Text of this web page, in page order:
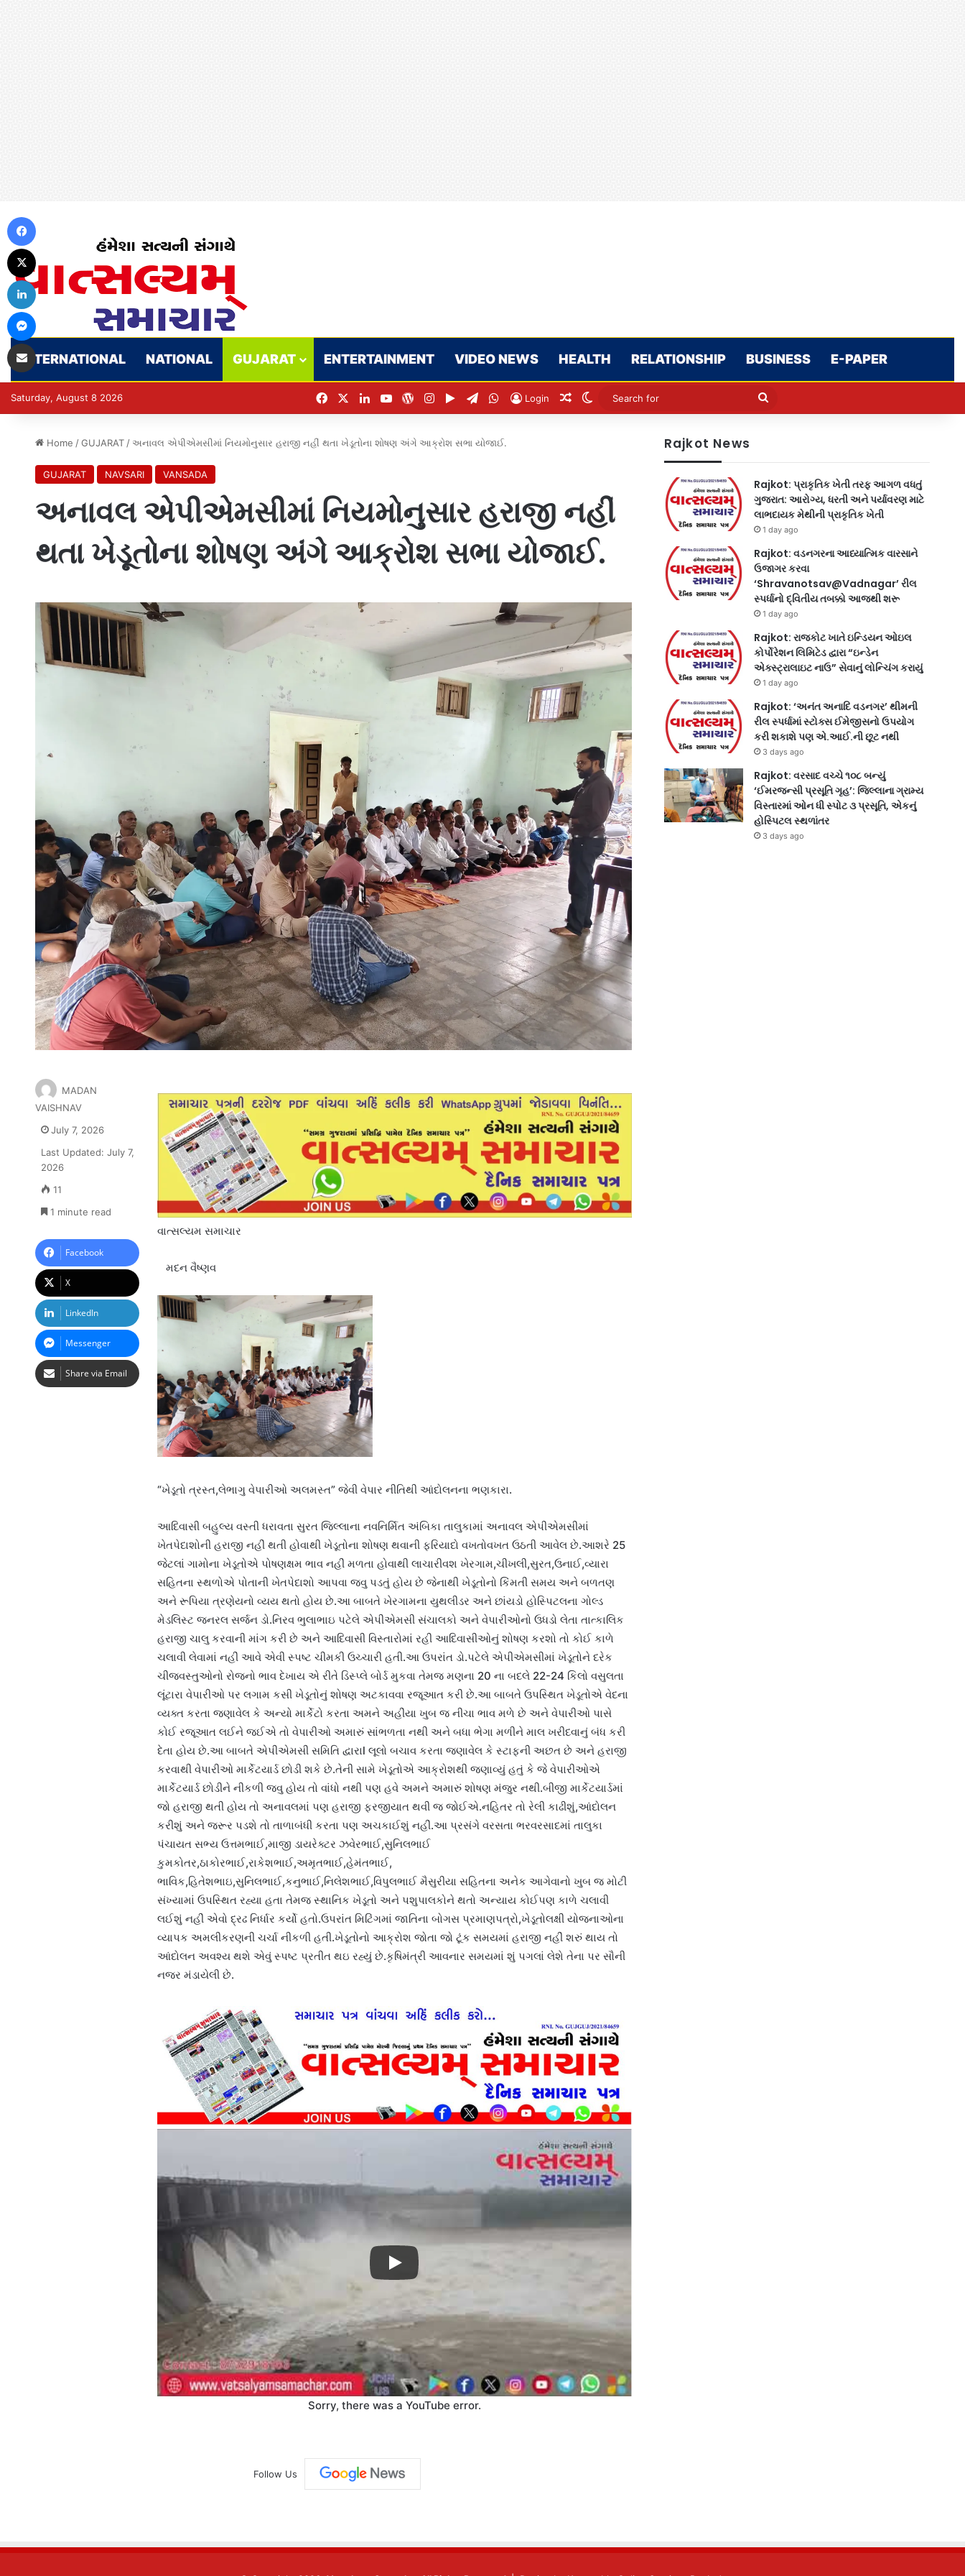
INTERNATIONAL NATIONAL GUJARAT ENTERTAINMENT VIDEO NEWS HEALTH RELATIONSHIP BUSINESS E-PAPER
Saturday, August 8 2026 FacebookLinkedInYouTubeWordPress
Instagram
Google Play
Telegram
WhatsApp
Login Random Article
Switch skin
Search
Home / GUJARAT / અનાવલ એપીએમસીમાં નિયમોનુસાર હરાજી નહીં થતા ખેડૂતોના શોષણ અંગે આક્રોશ સભા યોજાઈ.
GUJARAT NAVSARI VANSADA
અનાવલ એપીએમસીમાં નિયમોનુસાર હરાજી નહીં
થતા ખેડૂતોના શોષણ અંગે આક્રોશ સભા યોજાઈ.
વાત્સલ્યમ સમાચાર
મદન વૈષ્ણવ
“ખેડૂતો ત્રસ્ત,લેભાગુ વેપારીઓ અલમસ્ત” જેવી વેપાર નીતિથી આંદોલનના ભણકારા.
આદિવાસી બહુલ્ય વસ્તી ધરાવતા સુરત જિલ્લાના નવનિર્મિત અંબિકા તાલુકામાં અનાવલ એપીએમસીમાં
ખેતપેદાશોની હરાજી નહીં થતી હોવાથી ખેડૂતોના શોષણ થવાની ફરિયાદો વખતોવખત ઉઠતી આવેલ છે.આશરે 25
જેટલાં ગામોના ખેડૂતોએ પોષણક્ષમ ભાવ નહીં મળતા હોવાથી લાચારીવશ ખેરગામ,ચીખલી,સુરત,ઉનાઈ,વ્યારા
સહિતના સ્થળોએ પોતાની ખેતપેદાશો આપવા જવુ પડતું હોય છે જેનાથી ખેડૂતોનો કિંમતી સમય અને બળતણ
અને રૂપિયા ત્રણેયનો વ્યય થતો હોય છે.આ બાબતે ખેરગામના યુથલીડર અને છાંયડો હોસ્પિટલના ગોલ્ડ
મેડલિસ્ટ જનરલ સર્જન ડો.નિરવ ભુલાભાઇ પટેલે એપીએમસી સંચાલકો અને વેપારીઓનો ઉધડો લેતા તાત્કાલિક
હરાજી ચાલુ કરવાની માંગ કરી છે અને આદિવાસી વિસ્તારોમાં રહી આદિવાસીઓનું શોષણ કરશો તો કોઈ કાળે
ચલાવી લેવામાં નહીં આવે એવી સ્પષ્ટ ચીમકી ઉચ્ચારી હતી.આ ઉપરાંત ડો.પટેલે એપીએમસીમાં ખેડૂતોને દરેક
ચીજવસ્તુઓનો રોજનો ભાવ દેખાય એ રીતે ડિસ્પ્લે બોર્ડ મુકવા તેમજ મણના 20 ના બદલે 22-24 કિલો વસુલતા
લૂંટારા વેપારીઓ પર લગામ કસી ખેડૂતોનું શોષણ અટકાવવા રજૂઆત કરી છે.આ બાબતે ઉપસ્થિત ખેડૂતોએ વેદના
વ્યક્ત કરતા જણાવેલ કે અન્યો માર્કેટો કરતા અમને અહીંયા ખુબ જ નીચા ભાવ મળે છે અને વેપારીઓ પાસે
કોઈ રજૂઆત લઈને જઈએ તો વેપારીઓ અમારું સાંભળતા નથી અને બધા ભેગા મળીને માલ ખરીદવાનું બંધ કરી
દેતા હોય છે.આ બાબતે એપીએમસી સમિતિ દ્વારાl લૂલો બચાવ કરતા જણાવેલ કે સ્ટાફની અછત છે અને હરાજી
કરવાથી વેપારીઓ માર્કેટયાર્ડ છોડી શકે છે.તેની સામે ખેડૂતોએ આક્રોશથી જણાવ્યું હતું કે જે વેપારીઓએ
માર્કેટયાર્ડ છોડીને નીકળી જવુ હોય તો વાંધો નથી પણ હવે અમને અમારું શોષણ મંજુર નથી.બીજી માર્કેટયાર્ડમાં
જો હરાજી થતી હોય તો અનાવલમાં પણ હરાજી ફરજીયાત થવી જ જોઈએ.નહિતર તો રેલી કાઢીશું,આંદોલન
કરીશું અને જરૂર પડશે તો તાળાબંધી કરતા પણ અચકાઈશું નહીં.આ પ્રસંગે વરસતા ભરવરસાદમાં તાલુકા
પંચાયત સભ્ય ઉત્તમભાઈ,માજી ડાયરેક્ટર ઝવેરભાઈ,સુનિલભાઈ
કુમકોતર,ઠાકોરભાઈ,રાકેશભાઈ,અમૃતભાઈ,હેમંતભાઈ,
ભાવિક,હિતેશભાઇ,સુનિલભાઈ,કનુભાઈ,નિલેશભાઈ,વિપુલભાઈ મૈસુરીયા સહિતના અનેક આગેવાનો ખુબ જ મોટી
સંખ્યામાં ઉપસ્થિત રહ્યા હતા તેમજ સ્થાનિક ખેડૂતો અને પશુપાલકોને થતો અન્યાય કોઈપણ કાળે ચલાવી
લઈશું નહીં એવો દ્રઢ નિર્ધાર કર્યો હતો.ઉપરાંત મિટિંગમાં જાતિના બોગસ પ્રમાણપત્રો,ખેડૂતોલક્ષી યોજનાઓના
વ્યાપક અમલીકરણની ચર્ચા નીકળી હતી.ખેડૂતોનો આક્રોશ જોતા જો ટૂંક સમયમાં હરાજી નહીં શરું થાય તો
આંદોલન અવશ્ય થશે એવું સ્પષ્ટ પ્રતીત થઇ રહ્યું છે.કૃષિમંત્રી આવનાર સમયમાં શું પગલાં લેશે તેના પર સૌની
નજર મંડાયેલી છે.
Sorry, there was a YouTube error.
MADAN
VAISHNAV
July 7, 2026
Last Updated: July 7,
2026
11
1 minute read
Facebook
X
LinkedIn
Messenger
Share via Email
Follow Us
Rajkot News
Rajkot: પ્રાકૃતિક ખેતી તરફ આગળ વધતું
ગુજરાત: આરોગ્ય, ધરતી અને પર્યાવરણ માટે
લાભદાયક મેથીની પ્રાકૃતિક ખેતી
1 day ago
Rajkot: વડનગરના આધ્યાત્મિક વારસાને
ઉજાગર કરવા
‘Shravanotsav@Vadnagar’ રીલ
સ્પર્ધાનો દ્વિતીય તબક્કો આજથી શરૂ
1 day ago
Rajkot: રાજકોટ ખાતે ઇન્ડિયન ઓઇલ
કોર્પોરેશન લિમિટેડ દ્વારા “ઇન્ડેન
એક્સ્ટ્રાલાઇટ નાઉ” સેવાનું લોન્ચિંગ કરાયું
1 day ago
Rajkot: ‘અનંત અનાદિ વડનગર’ થીમની
રીલ સ્પર્ધામાં સ્ટોક્સ ઈમેજીસનો ઉપયોગ
કરી શકાશે પણ એ.આઈ.ની છૂટ નથી
3 days ago
Rajkot: વરસાદ વચ્ચે ૧૦૮ બન્યું
‘ઈમરજન્સી પ્રસૂતિ ગૃહ’: જિલ્લાના ગ્રામ્ય
વિસ્તારમાં ઓન ધી સ્પોટ ૩ પ્રસૂતિ, એકનું
હોસ્પિટલ સ્થળાંતર
3 days ago
LinkedIn